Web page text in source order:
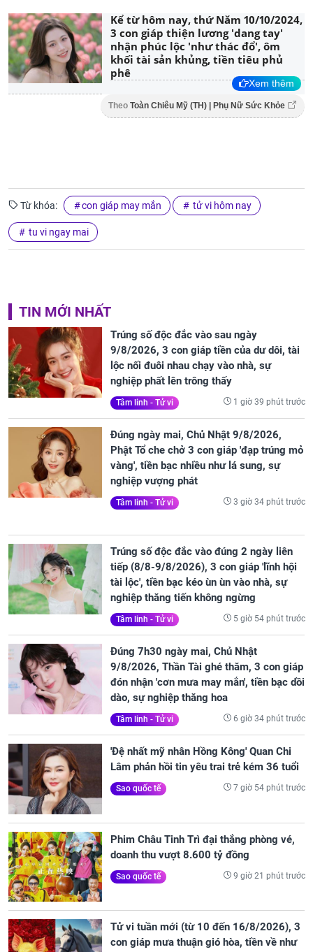
Kể từ hôm nay, thứ Năm 10/10/2024,
3 con giáp thiện lương 'dang tay'
nhận phúc lộc 'như thác đổ', ôm
khối tài sản khủng, tiền tiêu phủ
phê
Xem thêm
Theo Toàn Chiêu Mỹ (TH) | Phụ Nữ Sức Khỏe
Từ khóa: con giáp may mắn tử vi hôm nay
tu vi ngay mai
TIN MỚI NHẤT
Trúng số độc đắc vào sau ngày
9/8/2026, 3 con giáp tiền của dư dôi, tài
lộc nối đuôi nhau chạy vào nhà, sự
nghiệp phất lên trông thấy
Tâm linh - Tử vi 1 giờ 39 phút trước
Đúng ngày mai, Chủ Nhật 9/8/2026,
Phật Tổ che chở 3 con giáp 'đạp trúng mỏ
vàng', tiền bạc nhiều như lá sung, sự
nghiệp vượng phát
Tâm linh - Tử vi 3 giờ 34 phút trước
Trúng số độc đắc vào đúng 2 ngày liên
tiếp (8/8-9/8/2026), 3 con giáp 'lĩnh hội
tài lộc', tiền bạc kéo ùn ùn vào nhà, sự
nghiệp thăng tiến không ngừng
Tâm linh - Tử vi 5 giờ 54 phút trước
Đúng 7h30 ngày mai, Chủ Nhật
9/8/2026, Thần Tài ghé thăm, 3 con giáp
đón nhận 'cơn mưa may mắn', tiền bạc dồi
dào, sự nghiệp thăng hoa
Tâm linh - Tử vi 6 giờ 34 phút trước
'Đệ nhất mỹ nhân Hồng Kông' Quan Chi
Lâm phản hồi tin yêu trai trẻ kém 36 tuổi
Sao quốc tế 7 giờ 54 phút trước
Phim Châu Tinh Trì đại thắng phòng vé,
doanh thu vượt 8.600 tỷ đồng
Sao quốc tế 9 giờ 21 phút trước
Tử vi tuần mới (từ 10 đến 16/8/2026), 3
con giáp mưa thuận gió hòa, tiền về như